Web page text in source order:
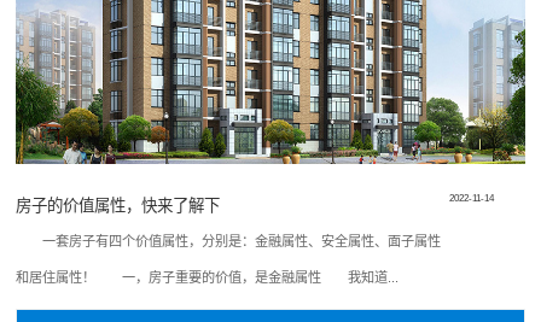
2022-11-14
房子的价值属性，快来了解下
一套房子有四个价值属性，分别是：金融属性、安全属性、面子属性
和居住属性！ 一，房子重要的价值，是金融属性 我知道...